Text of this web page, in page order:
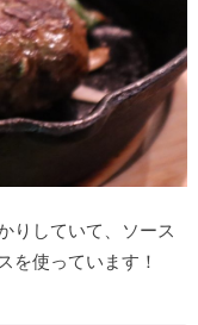
りしていて、ソース
を使っています！